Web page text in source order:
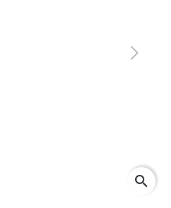
Next
search